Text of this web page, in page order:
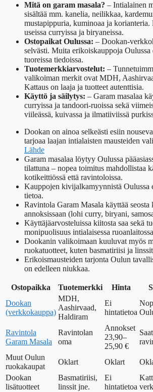
Mitä on garam masala? – Intialainen
sisältää mm. kanelia, neilikkaa,
mustapippuria, kuminoaa ja korianteria.
useissa curryissa ja biryaneissa.
Ostopaikat Oulussa: – Dookan-
selvästi. Muita erikoiskauppoja Oulussa
tuoreissa tiedoissa.
Tuotemerkkiarvostelut: –
valikoiman merkit ovat MDH,
Kattaus on laaja ja tuotteet autenttisia.
Käyttö ja säilytys: – Garam masalaa
curryissa ja tandoori-ruoissa sekä
viileässä, kuivassa ja ilmatiiviissä
Dookan on ainoa selkeästi esiin
tarjoaa laajan intialaisten mausteiden
Lähde
Garam masalaa löytyy Oulussa
tilattuna – nopea toimitus mahdollistaa
kotikeittiössä että ravintoloissa.
Kauppojen kivijalkamyynnistä Oulussa
tietoa.
Ravintola Garam Masala käyttää seosta
annoksissaan (lohi curry, biryani,
Käyttäjäarvosteluissa kiitosta saa sekä
monipuolisuus intialaisessa
Dookanin valikoimaan kuuluvat myös
ruokatuotteet, kuten basmatiriisi ja
Erikoismausteiden tarjonta Oulun
on edelleen niukkaa.
Ostopaikka Tuotemerkki Hinta
Dookan
(verkkokauppa)
MDH,
Aashirvaad,
Haldiram
Ei
hintatietoa
Ravintola
Garam Masala
Ravintolan
oma
Annokset
23,90–
25,90 €
Muut Oulun
ruokakaupat
Oklart Oklart
Dookan
lisätuotteet
Basmatiriisi,
linssit jne.
Ei
hintatietoa